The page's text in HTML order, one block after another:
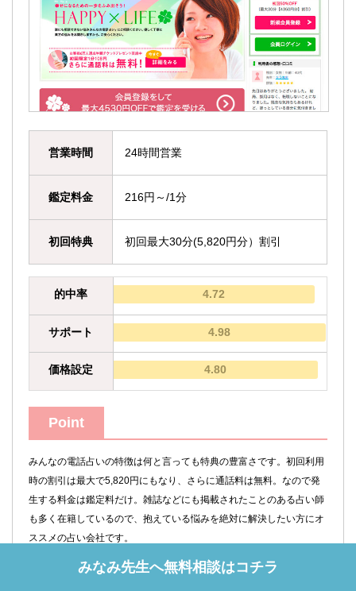
みなみ先生へ無料相談はコチラ
営業時間 24時間営業
鑑定料金 216円～/1分
初回特典 初回最大30分(5,820円分）割引
的中率 4.72
サポート 4.98
価格設定 4.80
Point
みんなの電話占いの特徴は何と言っても特典の豊富さです。初回利用
時の割引は最大で5,820円にもなり、さらに通話料は無料。なので発
生する料金は鑑定料だけ。雑誌などにも掲載されたことのある占い師
も多く在籍しているので、抱えている悩みを絶対に解決したい方にオ
ススメの占い会社です。